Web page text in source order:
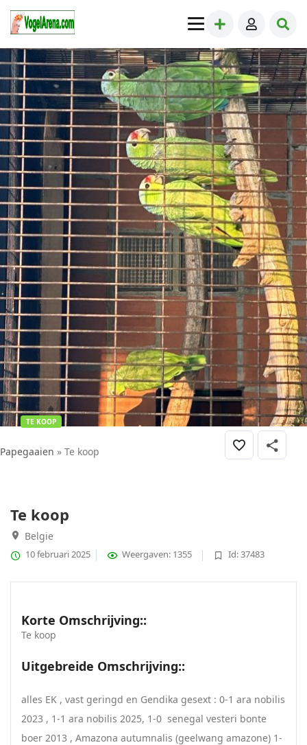
TE KOOP
Papegaaien » Te koop
Te koop
Belgie
10 februari 2025 Weergaven: 1355 Id: 37483
Korte Omschrijving::
Te koop
Uitgebreide Omschrijving::
alles EK , vast geringd en Gendika gesext : 0-1 ara nobilis
2023 , 1-1 ara nobilis 2025, 1-0 senegal vesteri bonte
boer 2013 , Amazona autumnalis (geelwang amazone) 1-